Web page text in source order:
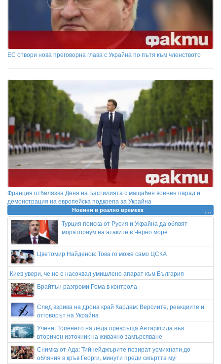
ЕС отвори нова преговорна глава с Украйна по пътя към членството
Франция отбелязва Деня на Бастилията с мащабен военен парад и
демонстрация на европейска подкрепа за Украйна
Новини в реално времеss
Турция поиска от Русия и Украйна да обявят
мораториум на атаките в Черно море
Цветомир Найденов: Това го може само ЦСКА
Киев увери, че не е насочвал умишлено апарат към България
Брайтън разгроми Рома в контрола
След взрива на дрона край Кардам: Версиите, реакциите и
отговорът на Украйна
Учени: Топенето на леда превръща Антарктида във
вторичен източник на живачно замърсяване
Снимка от Ада: Тийнейджърите позират усмихнати до
обляния в кръв Георги, минути преди смъртта му!